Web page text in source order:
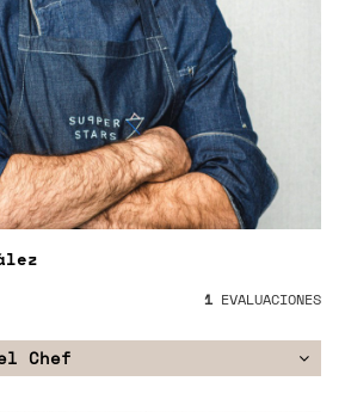
1 EVALUACIONES
Chef